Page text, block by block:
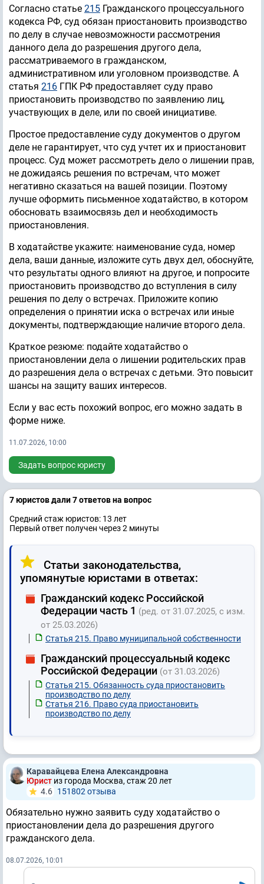
Согласно статье 215 Гражданского процессуального
кодекса РФ, суд обязан приостановить производство
по делу в случае невозможности рассмотрения
данного дела до разрешения другого дела,
рассматриваемого в гражданском,
административном или уголовном производстве. А
статья 216 ГПК РФ предоставляет суду право
приостановить производство по заявлению лиц,
участвующих в деле, или по своей инициативе.
Простое предоставление суду документов о другом
деле не гарантирует, что суд учтет их и приостановит
процесс. Суд может рассмотреть дело о лишении прав,
не дожидаясь решения по встречам, что может
негативно сказаться на вашей позиции. Поэтому
лучше оформить письменное ходатайство, в котором
обосновать взаимосвязь дел и необходимость
приостановления.
В ходатайстве укажите: наименование суда, номер
дела, ваши данные, изложите суть двух дел, обоснуйте,
что результаты одного влияют на другое, и попросите
приостановить производство до вступления в силу
решения по делу о встречах. Приложите копию
определения о принятии иска о встречах или иные
документы, подтверждающие наличие второго дела.
Краткое резюме: подайте ходатайство о
приостановлении дела о лишении родительских прав
до разрешения дела о встречах с детьми. Это повысит
шансы на защиту ваших интересов.
Если у вас есть похожий вопрос, его можно задать в
форме ниже.
11.07.2026, 10:00
Задать вопрос юристу
7 юристов дали 7 ответов на вопрос
Средний стаж юристов: 13 лет
Первый ответ получен через 2 минуты
Статьи законодательства,
упомянутые юристами в ответах:
Гражданский кодекс Российской
Федерации часть 1 (ред. от 31.07.2025, с изм.
от 25.03.2026)
Статья 215. Право муниципальной собственности
Гражданский процессуальный кодекс
Российской Федерации (от 31.03.2026)
Статья 215. Обязанность суда приостановить
производство по делу
Статья 216. Право суда приостановить
производство по делу
Каравайцева Елена Александровна
Юрист из города Москва, стаж 20 лет
4.6 151802 отзывa
Обязательно нужно заявить суду ходатайство о
приостановлении дела до разрешения другого
гражданского дела.
08.07.2026, 10:01